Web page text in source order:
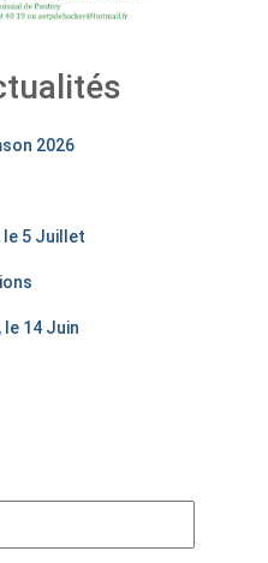
2026
le 5 Juillet
le 14 Juin